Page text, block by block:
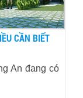
CẦN BIẾT
An đang có